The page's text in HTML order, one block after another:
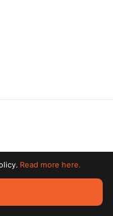
All trademarks
Read more here.